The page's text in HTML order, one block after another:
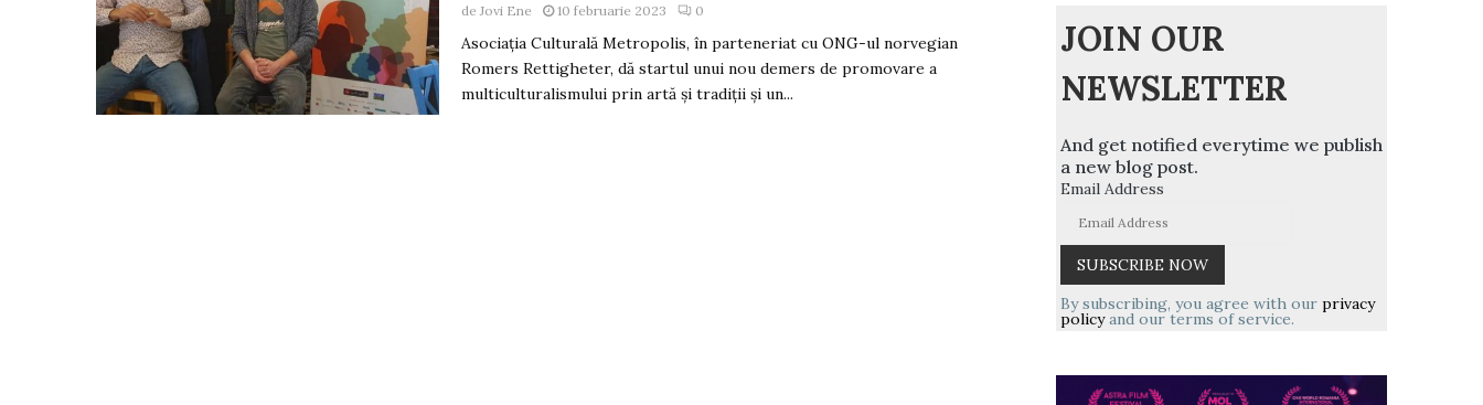
de Jovi Ene 10 februarie 2023 0
Asociația Culturală Metropolis, în parteneriat cu ONG-ul norvegian
Romers Rettigheter, dă startul unui nou demers de promovare a
multiculturalismului prin artă și tradiții și un...
JOIN OUR
NEWSLETTER
And get notified everytime we publish
a new blog post.
Email Address
By subscribing, you agree with our privacy
policyand our terms of service.